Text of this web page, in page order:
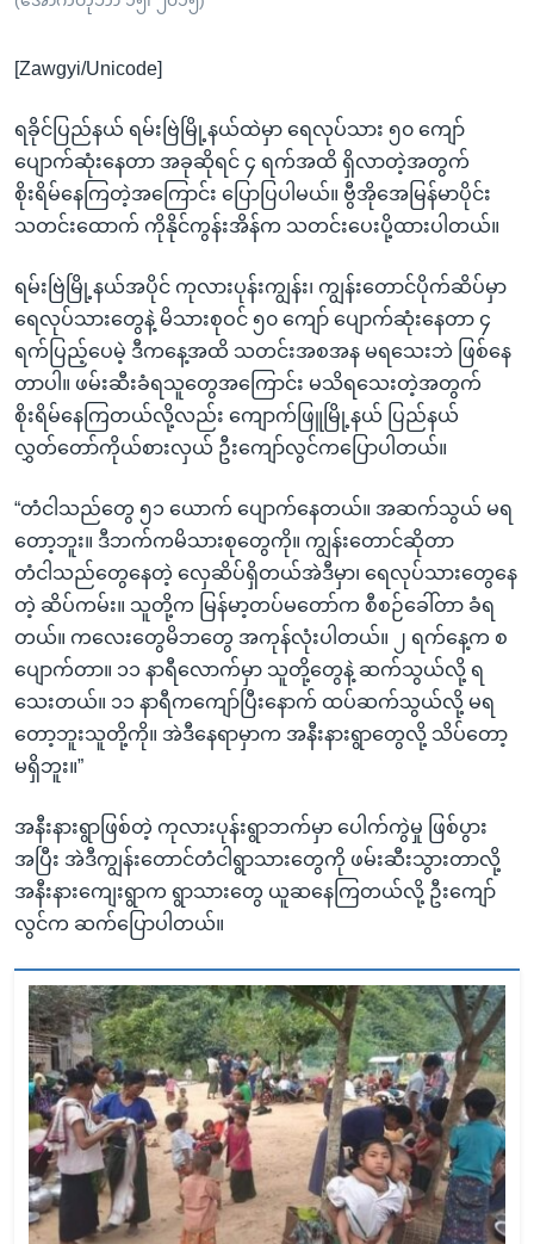
ရန်
ရန်
သို့
ကျော်
ရန်
[Zawgyi/Unicode]
ရခိုင်ပြည်နယ် ရမ်းဗြဲမြို့နယ်ထဲမှာ ရေလုပ်သား ၅၀ ကျော်
ပျောက်ဆုံးနေတာ အခုဆိုရင် ၄ ရက်အထိ ရှိလာတဲ့အတွက်
စိုးရိမ်နေကြတဲ့အကြောင်း ပြောပြပါမယ်။ ဗွီအိုအေမြန်မာပိုင်း
သတင်းထောက် ကိုနိုင်ကွန်းအိန်က သတင်းပေးပို့ထားပါတယ်။
ရမ်းဗြဲမြို့နယ်အပိုင် ကုလားပုန်းကျွန်း၊ ကျွန်းတောင်ပိုက်ဆိပ်မှာ
ရေလုပ်သားတွေနဲ့ မိသားစုဝင် ၅၀ ကျော် ပျောက်ဆုံးနေတာ ၄
ရက်ပြည့်ပေမဲ့ ဒီကနေ့အထိ သတင်းအစအန မရသေးဘဲ ဖြစ်နေ
တာပါ။ ဖမ်းဆီးခံရသူတွေအကြောင်း မသိရသေးတဲ့အတွက်
စိုးရိမ်နေကြတယ်လို့လည်း ကျောက်ဖြူမြို့နယ် ပြည်နယ်
လွှတ်တော်ကိုယ်စားလှယ် ဦးကျော်လွင်ကပြောပါတယ်။
“တံငါသည်တွေ ၅၁ ယောက် ပျောက်နေတယ်။ အဆက်သွယ် မရ
တော့ဘူး။ ဒီဘက်ကမိသားစုတွေကို။ ကျွန်းတောင်ဆိုတာ
တံငါသည်တွေနေတဲ့ လှေဆိပ်ရှိတယ်အဲဒီမှာ၊ ရေလုပ်သားတွေနေ
တဲ့ ဆိပ်ကမ်း။ သူတို့က မြန်မာ့တပ်မတော်က စီစဉ်ခေါ်တာ ခံရ
တယ်။ ကလေးတွေမိဘတွေ အကုန်လုံးပါတယ်။ ၂ ရက်နေ့က စ
ပျောက်တာ။ ၁၁ နာရီလောက်မှာ သူတို့တွေနဲ့ ဆက်သွယ်လို့ ရ
သေးတယ်။ ၁၁ နာရီကကျော်ပြီးနောက် ထပ်ဆက်သွယ်လို့ မရ
တော့ဘူးသူတို့ကို။ အဲဒီနေရာမှာက အနီးနားရွာတွေလို့ သိပ်တော့
မရှိဘူး။”
အနီးနားရွာဖြစ်တဲ့ ကုလားပုန်းရွာဘက်မှာ ပေါက်ကွဲမှု ဖြစ်ပွား
အပြီး အဲဒီကျွန်းတောင်တံငါရွာသားတွေကို ဖမ်းဆီးသွားတာလို့
အနီးနားကျေးရွာက ရွာသားတွေ ယူဆနေကြတယ်လို့ ဦးကျော်
လွင်က ဆက်ပြောပါတယ်။